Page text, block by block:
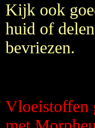
Kijk ook
huid of
bevriezen.
Vloeistoffen